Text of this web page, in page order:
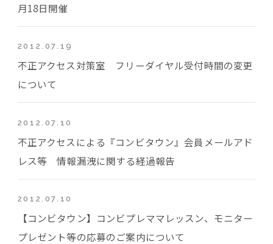
月18日開催
2012.07.19
不正アクセス対策室 フリーダイヤル受付時間の変更
について
2012.07.10
不正アクセスによる『コンビタウン』会員メールアド
レス等 情報漏洩に関する経過報告
2012.07.10
【コンビタウン】コンビプレママレッスン、モニター
プレゼント等の応募のご案内について